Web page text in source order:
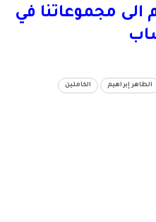
مجموعاتنا في
الطاهر إبراهيم الكاملين